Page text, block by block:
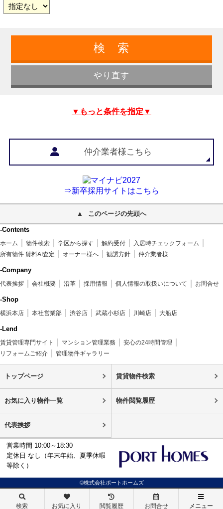
▼もっと条件を指定▼
仲介業者様こちら
⇒新卒採用サイトはこちら
このページの先頭へ
-Contents
ホーム 物件検索 学区から探す 解約受付
入居時チェックフォーム
所有物件 賃料AI査定
オーナー様へ 勧誘方針 仲介業者様
-Company
代表挨拶 会社概要 沿革 採用情報 個人情報の取扱いについて お問合せ
-Shop
横浜本店 本社営業部 渋谷店 武蔵小杉店 川崎店 大船店
-Lend
賃貸管理専門サイト マンション管理業務
安心の24時間管理
リフォームご紹介
管理物件ギャラリー
トップページ 賃貸物件検索
お気に入り物件一覧 物件閲覧履歴
代表挨拶
営業時間 10:00～18:30
定休日 なし（年末年始、夏季休暇
等除く）
©株式会社ポートホームズ
検索 お気に入り 閲覧履歴 お問合せ メニュー